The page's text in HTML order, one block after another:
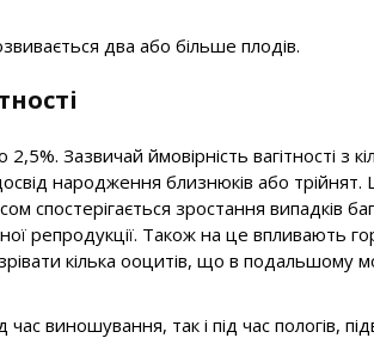
два або більше плодів.
Зазвичай ймовірність вагітності з
народження близнюків або
спостерігається зростання випадків
репродукції. Також на це впливають
кілька ооцитів, що в подальшому
час виношування, так і під час пологів,